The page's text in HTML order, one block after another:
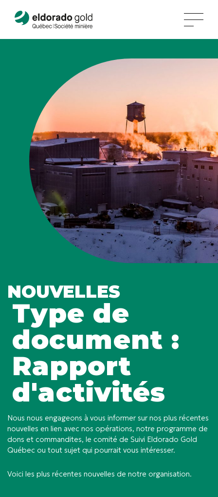
NOUVELLES
Type de
document :
Rapport
d'activités
Nous nous engageons à vous informer sur nos plus récentes
nouvelles en lien avec nos opérations, notre programme de
dons et commandites, le comité de Suivi Eldorado Gold
Québec ou tout sujet qui pourrait vous intéresser.
Voici les plus récentes nouvelles de notre organisation.